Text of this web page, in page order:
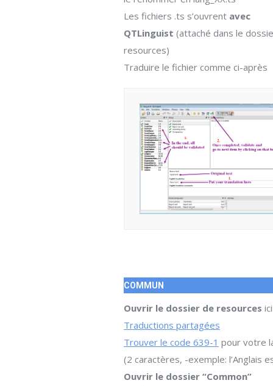
Les fichiers .ts s’ouvrent avec
QTLinguist (attaché dans le
resources)
Traduire le fichier comme ci-après
COMMUN
Ouvrir le dossier de resources
Traductions partagées
Trouver le code 639-1 pour votre
(2 caractères, -exemple: l’Anglais
Ouvrir le dossier “Common”